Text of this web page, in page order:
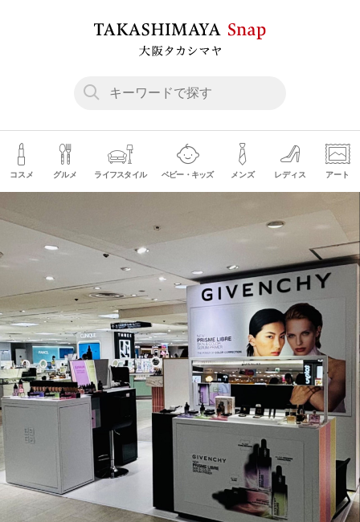
コスメ グルメ ライフスタイル ベビー・キッズ メンズ レディス アート